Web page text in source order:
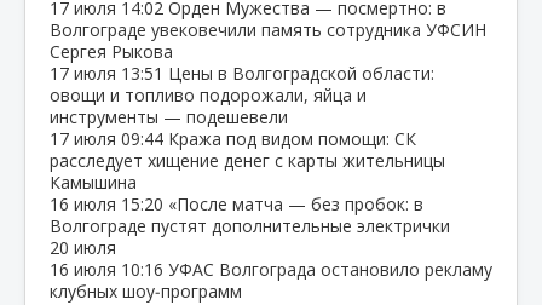
17 июля 14:02 Орден Мужества — посмертно: в
Волгограде увековечили память сотрудника УФСИН
Сергея Рыкова
17 июля 13:51 Цены в Волгоградской области:
овощи и топливо подорожали, яйца и
инструменты — подешевели
17 июля 09:44 Кража под видом помощи: СК
расследует хищение денег с карты жительницы
Камышина
16 июля 15:20 «После матча — без пробок: в
Волгограде пустят дополнительные электрички
20 июля
16 июля 10:16 УФАС Волгограда остановило рекламу
клубных шоу‑программ